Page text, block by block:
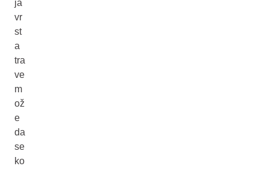
ja
vr
st
a
tra
ve
m
ož
e
da
se
ko